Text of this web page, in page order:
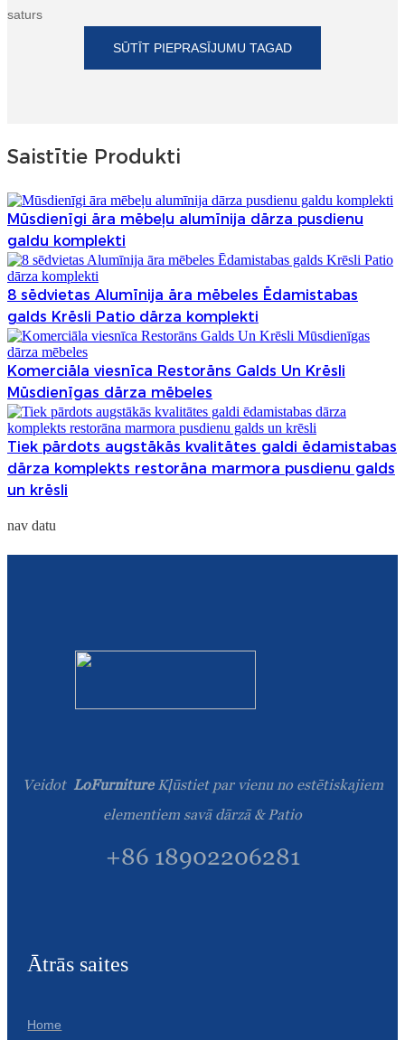
saturs
SŪTĪT PIEPRASĪJUMU TAGAD
Saistītie Produkti
Mūsdienīgi āra mēbeļu alumīnija dārza pusdienu
galdu komplekti
8 sēdvietas Alumīnija āra mēbeles Ēdamistabas
galds Krēsli Patio dārza komplekti
Komerciāla viesnīca Restorāns Galds Un Krēsli
Mūsdienīgas dārza mēbeles
Tiek pārdots augstākās kvalitātes galdi ēdamistabas
dārza komplekts restorāna marmora pusdienu galds
un krēsli
nav datu
Veidot LoFurniture Kļūstiet par vienu no estētiskajiem
elementiem savā dārzā & Patio
+86 18902206281
Ātrās saites
Home